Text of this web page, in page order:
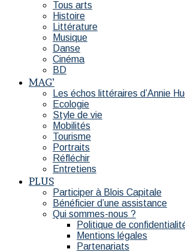
Tous arts
Histoire
Littérature
Musique
Danse
Cinéma
BD
MAG’
Les échos littéraires d’Annie
Ecologie
Style de vie
Mobilités
Tourisme
Portraits
Réfléchir
Entretiens
PLUS
Participer à Blois Capitale
Bénéficier d’une assistance
Qui sommes-nous ?
Politique de
Mentions légales
Partenariats